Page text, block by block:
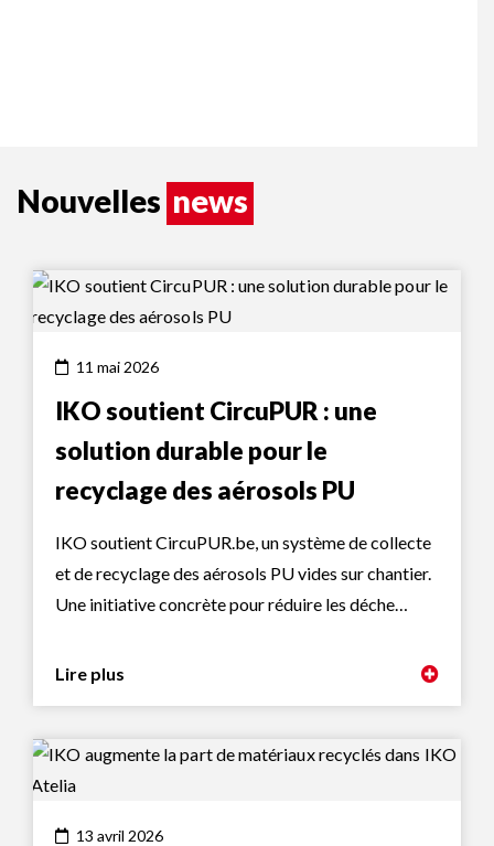
Nouvelles news
11 mai 2026
IKO soutient CircuPUR : une
solution durable pour le
recyclage des aérosols PU
IKO soutient CircuPUR.be, un système de collecte
et de recyclage des aérosols PU vides sur chantier.
Une initiative concrète pour réduire les déche…
Lire plus
13 avril 2026